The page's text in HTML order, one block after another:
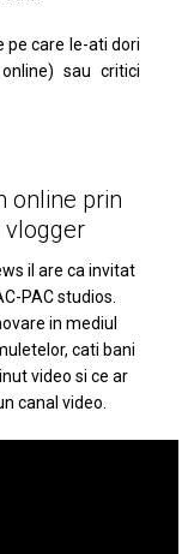
pe care le-ati dori
sau critici
online prin
vlogger
il are ca invitat
PAC studios.
in mediul
cati bani
video si ce ar
canal video.